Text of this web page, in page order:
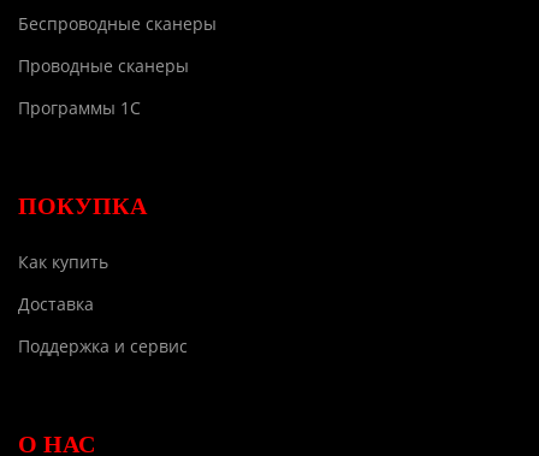
Беспроводные сканеры
Проводные сканеры
Программы 1С
ПОКУПКА
Как купить
Доставка
Поддержка и сервис
О НАС